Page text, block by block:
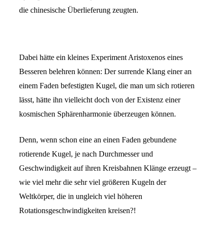
die chinesische Überlieferung zeugten.
Dabei hätte ein kleines Experiment Aristoxenos eines
Besseren belehren können: Der surrende Klang einer an
einem Faden befestigten Kugel, die man um sich rotieren
lässt, hätte ihn vielleicht doch von der Existenz einer
kosmischen Sphärenharmonie überzeugen können.
Denn, wenn schon eine an einen Faden gebundene
rotierende Kugel, je nach Durchmesser und
Geschwindigkeit auf ihren Kreisbahnen Klänge erzeugt –
wie viel mehr die sehr viel größeren Kugeln der
Weltkörper, die in ungleich viel höheren
Rotationsgeschwindigkeiten kreisen?!